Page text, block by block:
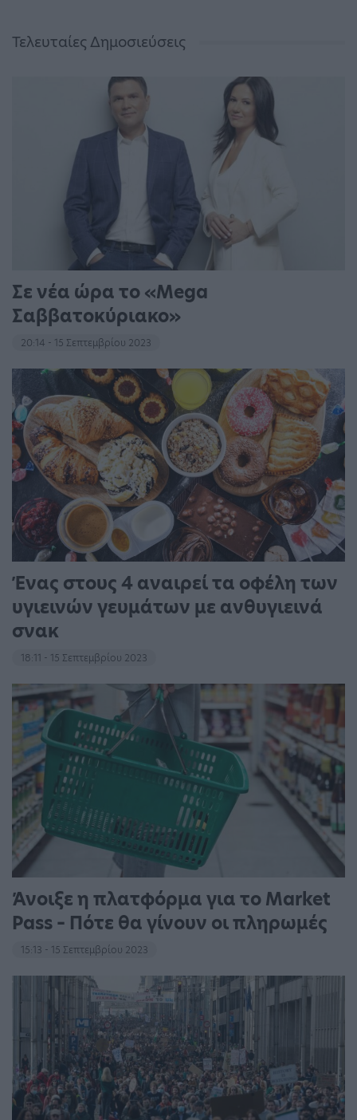
Τελευταίες Δημοσιεύσεις
Σε νέα ώρα το «Mega
Σαββατοκύριακο»
20:14 - 15 Σεπτεμβρίου 2023
Ένας στους 4 αναιρεί τα οφέλη των
υγιεινών γευμάτων με ανθυγιεινά
σνακ
18:11 - 15 Σεπτεμβρίου 2023
Άνοιξε η πλατφόρμα για το Market
Pass – Πότε θα γίνουν οι πληρωμές
15:13 - 15 Σεπτεμβρίου 2023